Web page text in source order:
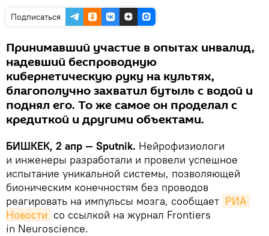
Подписаться
Принимавший участие в опытах инвалид,
надевший беспроводную
кибернетическую руку на культях,
благополучно захватил бутыль с водой и
поднял его. То же самое он проделал с
кредиткой и другими объектами.
БИШКЕК, 2 апр — Sputnik. Нейрофизиологи
и инженеры разработали и провели успешное
испытание уникальной системы, позволяющей
бионическим конечностям без проводов
реагировать на импульсы мозга, сообщает РИА
Новости со ссылкой на журнал Frontiers
in Neuroscience.